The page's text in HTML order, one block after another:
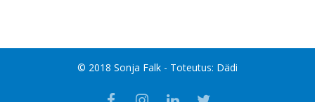
© 2018 Sonja Falk - Toteutus: Dädi